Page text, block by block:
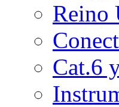
Reino
Cat.6